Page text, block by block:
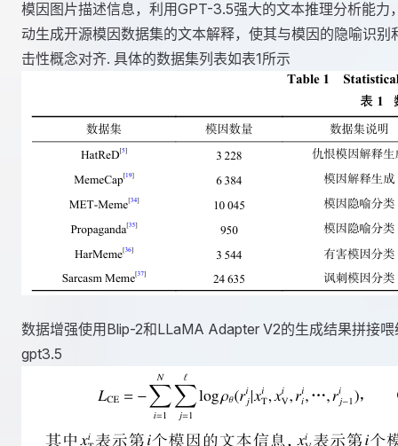
模因图片描述信息，利用GPT-3.5强大的文本推理分析能力
动生成开源模因数据集的文本解释，使其与模因的隐喻识别
击性概念对齐. 具体的数据集列表如表1所示
数据增强使用Blip-2和LLaMA Adapter V2的生成结果拼接喂
gpt3.5